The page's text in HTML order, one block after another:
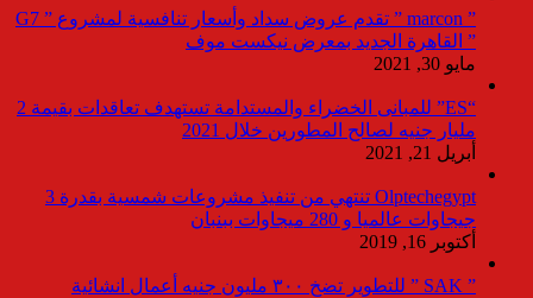
” marcon ” تقدم عروض سداد وأسعار تنافسية لمشروع ” G7
” القاهرة الجديد بمعرض نيكست موف
مايو 30, 2021
“ES” للمبانى الخضراء والمستدامة تستهدف تعاقدات بقيمة 2
مليار جنيه لصالح المطورين خلال 2021
أبريل 21, 2021
Olptechegypt تنتهي من تنفيذ مشروعات شمسية بقدرة 3
جيجاوات عالميا و 280 ميجاوات ببنبان
أكتوبر 16, 2019
” SAK ” للتطوير تضخ ٣٠٠ مليون جنيه أعمال انشائية